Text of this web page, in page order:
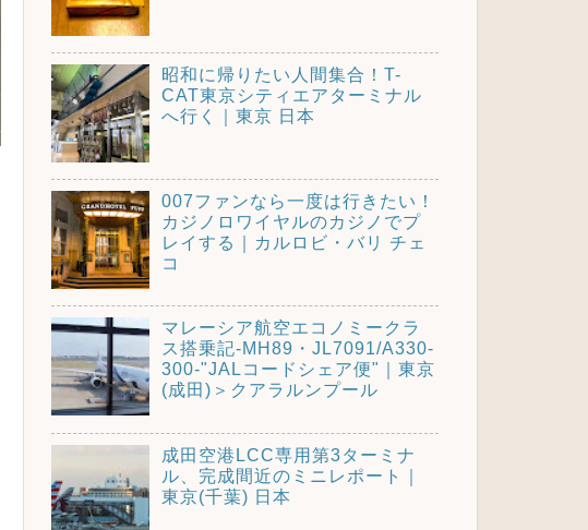
昭和に帰りたい人間集合！T-
CAT東京シティエアターミナル
へ行く｜東京 日本
007ファンなら一度は行きたい！
カジノロワイヤルのカジノでプ
レイする｜カルロビ・バリ チェ
コ
マレーシア航空エコノミークラ
ス搭乗記-MH89・JL7091/A330-
300-"JALコードシェア便"｜東京
(成田)＞クアラルンプール
成田空港LCC専用第3ターミナ
ル、完成間近のミニレポート｜
東京(千葉) 日本